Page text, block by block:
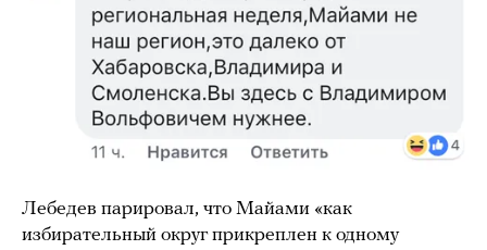
Лебедев парировал, что Майами «как
избирательный округ прикреплен к одному